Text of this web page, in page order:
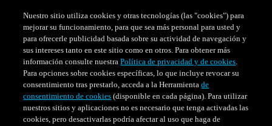
Nuestro sitio utiliza cookies y otras tecnologías (las "cookies") para
mejorar su funcionamiento, para que sea más personal para usted y
para ofrecerle publicidad basada sobre su actividad de navegación y
sus intereses tanto en este sitio como en otros. Para obtener más
información consulte nuestraPolítica de privacidad y de cookies.
Para opciones sobre cookies específicas, lo que incluye revocar su
consentimiento tras prestarlo, acceda a la Herramientade
consentimiento de cookies (disponible en cada página). Para utilizar
nuestros sitios y aplicaciones no es necesario que tenga activadas las
cookies, pero desactivarlas podría afectar al uso que haga de